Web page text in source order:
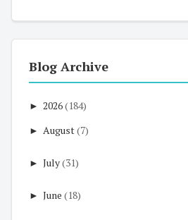
Blog Archive
► 2026(184)
► August(7)
► July(31)
► June (18)